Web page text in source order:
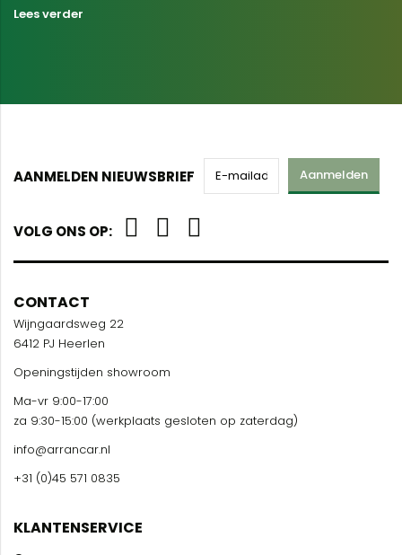
Lees verder
AANMELDEN NIEUWSBRIEF Aanmelden
VOLG ONS OP:
CONTACT
Wijngaardsweg 22
6412 PJ Heerlen
Openingstijden showroom
Ma-vr 9:00-17:00
za 9:30-15:00 (werkplaats gesloten op zaterdag)
info@arrancar.nl
+31 (0)45 571 0835
KLANTENSERVICE